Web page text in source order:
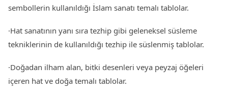
sembollerin kullanıldığı İslam sanatı temalı tablolar.
·Hat sanatının yanı sıra tezhip gibi geleneksel süsleme
tekniklerinin de kullanıldığı tezhip ile süslenmiş tablolar.
·Doğadan ilham alan, bitki desenleri veya peyzaj öğeleri
içeren hat ve doğa temalı tablolar.